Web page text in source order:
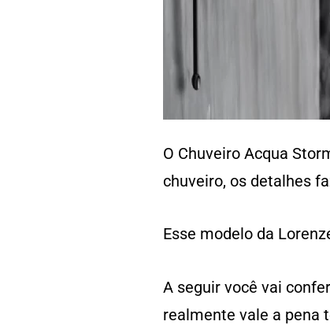
O Chuveiro Acqua
chuveiro, os detalhes
Esse modelo da
A seguir você vai
realmente vale a pena